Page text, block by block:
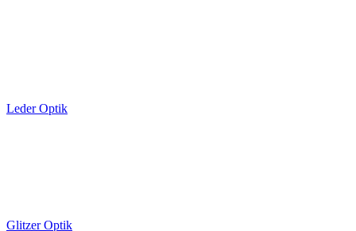
Leder Optik
Glitzer Optik